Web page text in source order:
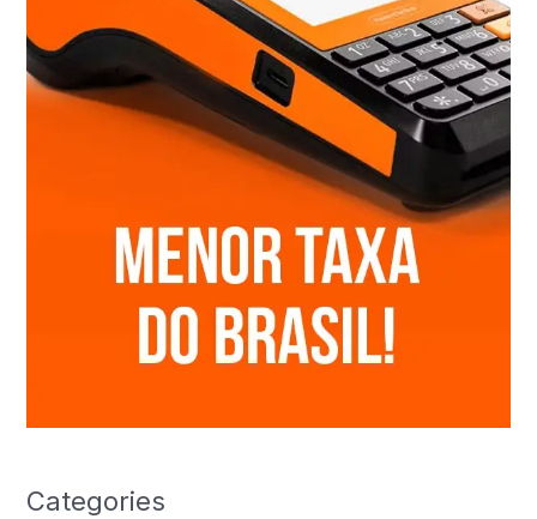
Categories